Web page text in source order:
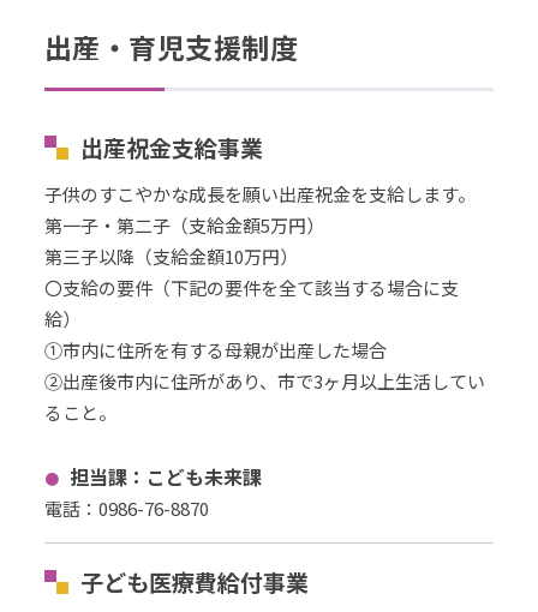
出産・育児支援制度
出産祝金支給事業
子供のすこやかな成長を願い出産祝金を支給します。
第一子・第二子（支給金額5万円）
第三子以降（支給金額10万円）
〇支給の要件（下記の要件を全て該当する場合に支
給）
①市内に住所を有する母親が出産した場合
②出産後市内に住所があり、市で3ヶ月以上生活してい
ること。
担当課：こども未来課
電話：0986-76-8870
子ども医療費給付事業